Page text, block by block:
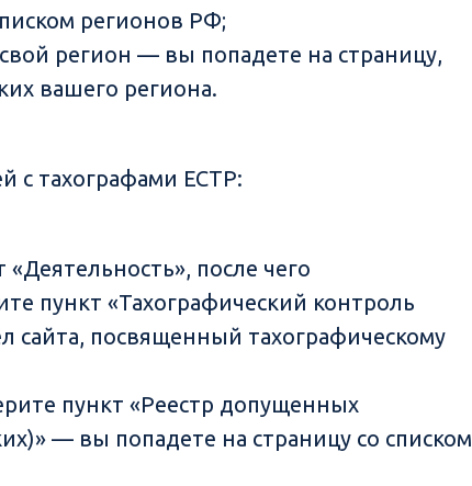
регионов РФ;
регион — вы попадете на страницу,
вашего региона.
с тахографами ЕСТР:
после чего
пункт «Тахографический контроль
сайта, посвященный тахографическому
пункт «Реестр допущенных
— вы попадете на страницу со списком